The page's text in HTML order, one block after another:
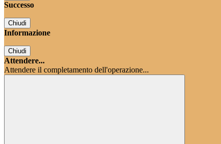
Successo
Chiudi
Informazione
Chiudi
Attendere...
Attendere il completamento dell'operazione...